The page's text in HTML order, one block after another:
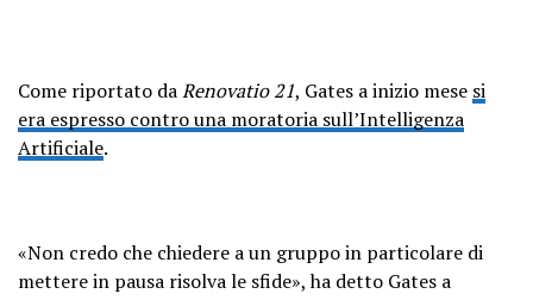
Come riportato daRenovatio 21, Gates a inizio mese si
era espresso contro una moratoria sull’Intelligenza
Artificiale.
«Non credo che chiedere a un gruppo in particolare di
mettere in pausa risolva le sfide», ha detto Gates a